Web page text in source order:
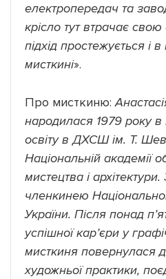
електропередач та
крісло тут втрачає
підхід простежується і
мисткині».
Про мисткиню:
народилася 1979 року в
освіту в ДХСШ ім. Т.
Національній академії
мистецтва і
членкинею
України. Після понад
успішної кар’єри у
мисткиня повернулася
художньої практики,